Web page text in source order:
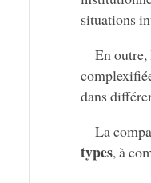
situations
En outre,
dans
La
types, à